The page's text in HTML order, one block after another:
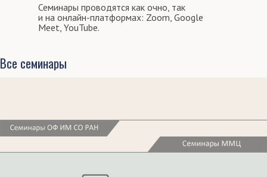
Семинары проводятся как очно, так
и на онлайн-платформах: Zoom, Google
Meet, YouTube.
Все семинары